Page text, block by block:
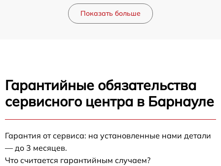
Показать больше
Гарантийные обязательства
сервисного центра в Барнауле
Гарантия от сервиса: на установленные нами детали
— до 3 месяцев.
Что считается гарантийным случаем?